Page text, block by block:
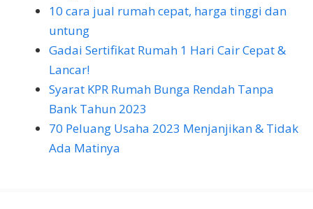
10 cara jual rumah cepat, harga tinggi dan
untung
Gadai Sertifikat Rumah 1 Hari Cair Cepat &
Lancar!
Syarat KPR Rumah Bunga Rendah Tanpa
Bank Tahun 2023
70 Peluang Usaha 2023 Menjanjikan & Tidak
Ada Matinya